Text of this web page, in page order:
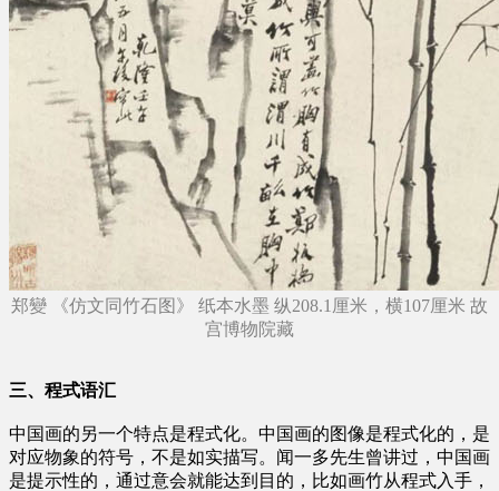
郑變 《仿文同竹石图》 纸本水墨 纵208.1厘米，横107厘米 故
宫博物院藏
三、程式语汇
中国画的另一个特点是程式化。中国画的图像是程式化的，是
对应物象的符号，不是如实描写。闻一多先生曾讲过，中国画
是提示性的，通过意会就能达到目的，比如画竹从程式入手，